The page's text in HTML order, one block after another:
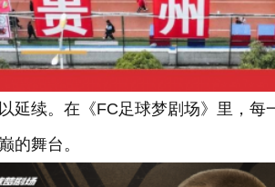
延续。在《FC足球梦剧场》里，
的舞台。